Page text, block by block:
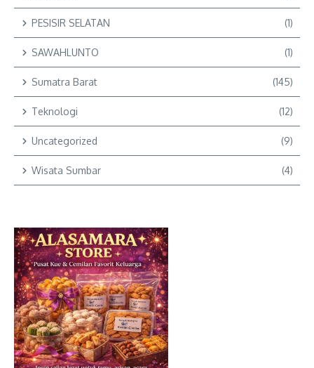
PESISIR SELATAN (1)
SAWAHLUNTO (1)
Sumatra Barat (145)
Teknologi (12)
Uncategorized (9)
Wisata Sumbar (4)